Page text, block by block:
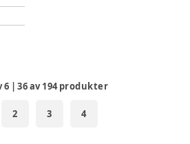
6 |36av194produkter
2 3 4